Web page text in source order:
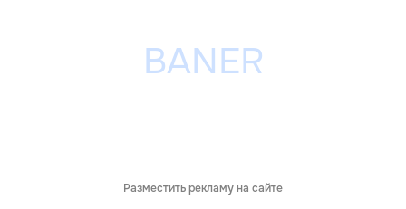
Разместить рекламу на сайте